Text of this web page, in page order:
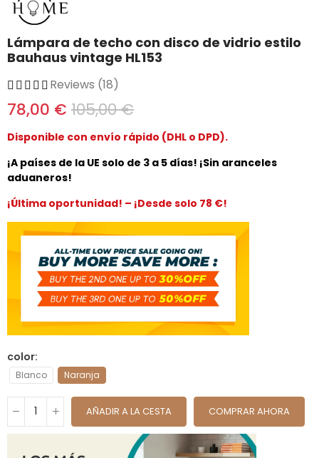
Lámpara de techo con disco de vidrio estilo
Bauhaus vintage HL153
Reviews (18)
78,00 € 105,00 €
Disponible con envío rápido (DHL o DPD).
¡A países de la UE solo de 3 a 5 días! ¡Sin aranceles
aduaneros!
¡Última oportunidad! – ¡Desde solo 78 €!
color
Blanco Naranja
AÑADIR A LA CESTA COMPRAR AHORA